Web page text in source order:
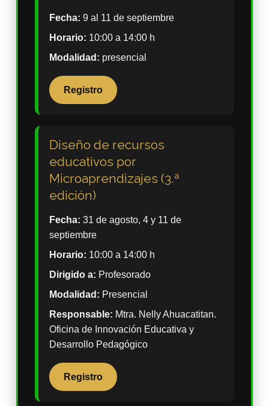
Fecha: 9 al 11 de septiembre
Horario: 10:00 a 14:00 h
Modalidad: presencial
Registro
Diseño de recursos
educativos por
Microaprendizajes (3.ª
edición)
Fecha: 31 de agosto, 4 y 11 de
septiembre
Horario: 10:00 a 14:00 h
Dirigido a: Profesorado
Modalidad: Presencial
Responsable: Mtra. Nelly Ahuacatitan.
Oficina de Innovación Educativa y
Desarrollo Pedagógico
Registro